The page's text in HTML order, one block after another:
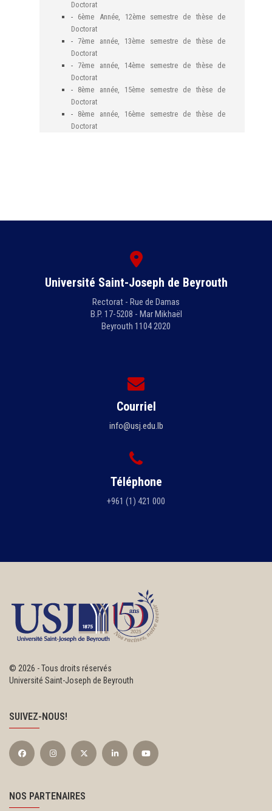
Doctorat
- 6ème Année, 12ème semestre de thèse de
Doctorat
-7ème année, 13ème semestre de thèse de
Doctorat
-7ème année, 14ème semestre de thèse de
Doctorat
- 8ème année, 15ème semestre de thèse de
Doctorat
- 8ème année, 16ème semestre de thèse de
Doctorat
Université Saint-Joseph de Beyrouth
Rectorat - Rue de Damas
B.P. 17-5208 - Mar Mikhaël
Beyrouth 1104 2020
Courriel
info@usj.edu.lb
Téléphone
+961 (1) 421 000
© 2026 - Tous droits réservés
Université Saint-Joseph de Beyrouth
SUIVEZ-NOUS!
NOS PARTENAIRES